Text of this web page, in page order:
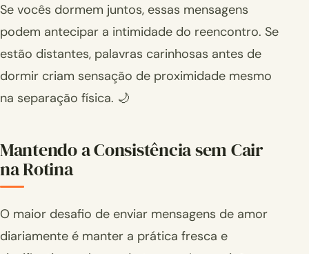
Se vocês dormem juntos, essas mensagens
podem antecipar a intimidade do reencontro. Se
estão distantes, palavras carinhosas antes de
dormir criam sensação de proximidade mesmo
na separação física. 🌙
Mantendo a Consistência sem Cair
na Rotina
O maior desafio de enviar mensagens de amor
diariamente é manter a prática fresca e